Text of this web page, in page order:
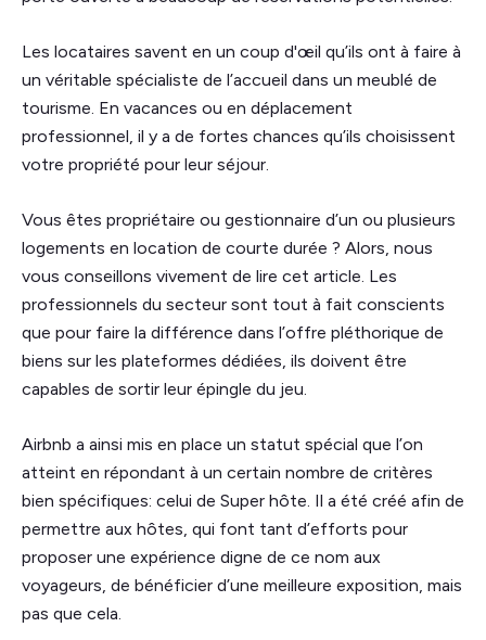
Les locataires savent en un coup d'œil qu’ils ont à faire à
un véritable spécialiste de l’accueil dans un meublé de
tourisme. En vacances ou en déplacement
professionnel, il y a de fortes chances qu’ils choisissent
votre propriété pour leur séjour.
Vous êtes propriétaire ou gestionnaire d’un ou plusieurs
logements en location de courte durée ? Alors, nous
vous conseillons vivement de lire cet article. Les
professionnels du secteur sont tout à fait conscients
que pour faire la différence dans l’offre pléthorique de
biens sur les plateformes dédiées, ils doivent être
capables de sortir leur épingle du jeu.
Airbnb a ainsi mis en place un statut spécial que l’on
atteint en répondant à un certain nombre de critères
bien spécifiques: celui de Super hôte. Il a été créé afin de
permettre aux hôtes, qui font tant d’efforts pour
proposer une expérience digne de ce nom aux
voyageurs, de bénéficier d’une meilleure exposition, mais
pas que cela.